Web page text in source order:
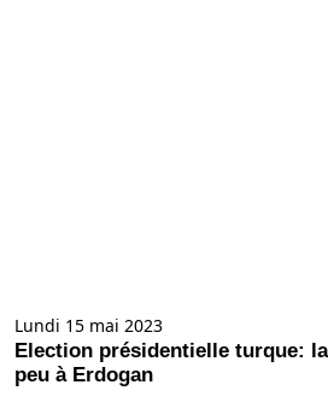
Lundi 15 mai 2023
Election présidentielle turque:
peu à Erdogan